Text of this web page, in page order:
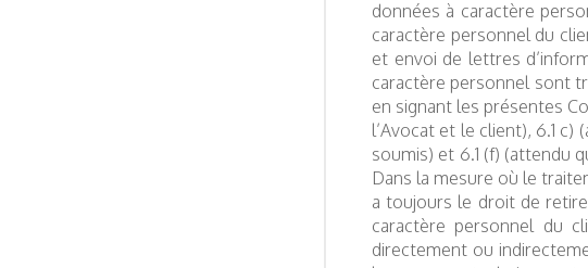
données à caractère
caractère personnel du
et envoi de lettres
caractère personnel sont
en signant les présentes
l’Avocat et le client), 6.1
soumis) et 6.1 (f) (attendu
Dans la mesure où le
a toujours le droit de
caractère personnel du
directement ou